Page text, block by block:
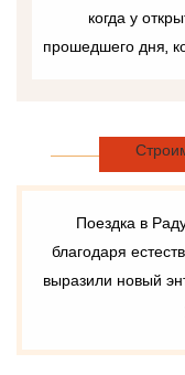
когда у
прошедшего дня,
Поездка в
благодаря
выразили новый